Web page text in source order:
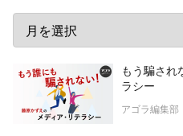
もう騙さ
ラシー
アゴラ編集部